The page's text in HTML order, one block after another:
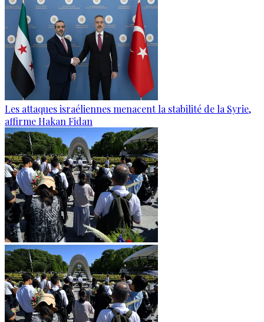
Les attaques israéliennes menacent la stabilité de la Syrie,
affirme Hakan Fidan